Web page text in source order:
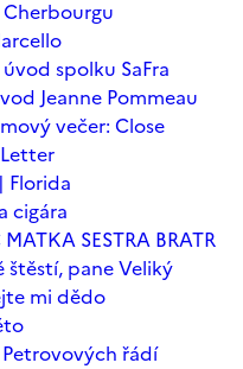
Cherbourgu
spolku SaFra
Jeanne Pommeau
večer: Close
Florida
cigára
SESTRA BRATR
štěstí, pane Veliký
mi dědo
Petrovových řádí